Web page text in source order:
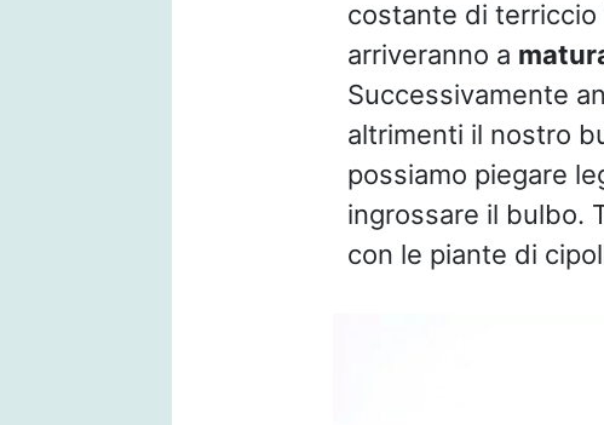
costante di
arriveranno a
Successivamente
altrimenti il nostro
possiamo piegare
ingrossare il bulbo.
con le piante di